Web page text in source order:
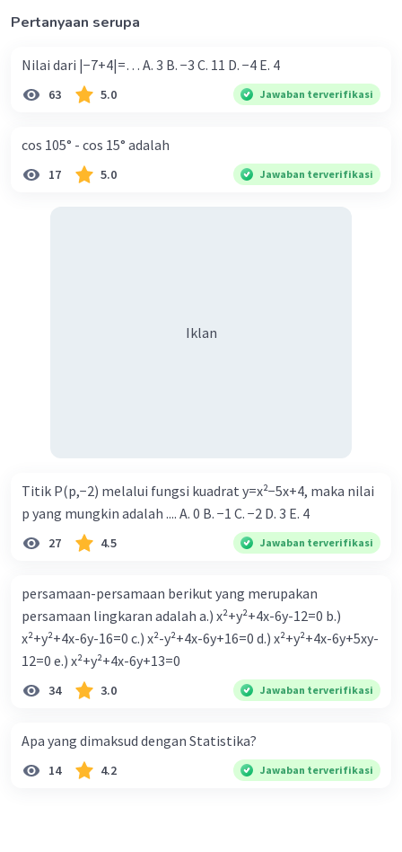
Pertanyaan serupa
Nilai dari |−7+4|=… A. 3 B. −3 C. 11 D. −4 E. 4
63 5.0 Jawaban terverifikasi
cos 105° - cos 15° adalah
17 5.0 Jawaban terverifikasi
Iklan
Titik P(p,−2) melalui fungsi kuadrat y=x²−5x+4, maka nilai
p yang mungkin adalah .... A. 0 B. −1 C. −2 D. 3 E. 4
27 4.5 Jawaban terverifikasi
persamaan-persamaan berikut yang merupakan
persamaan lingkaran adalah a.) x²+y²+4x-6y-12=0 b.)
x²+y²+4x-6y-16=0 c.) x²-y²+4x-6y+16=0 d.) x²+y²+4x-6y+5xy-
12=0 e.) x²+y²+4x-6y+13=0
34 3.0 Jawaban terverifikasi
Apa yang dimaksud dengan Statistika?
14 4.2 Jawaban terverifikasi